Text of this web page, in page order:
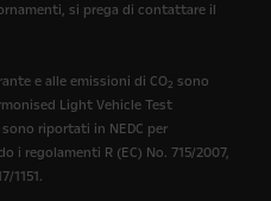
si prega di contattare il
e alle emissioni di CO2 sono
Light Vehicle Test
riportati in NEDC per
i regolamenti R (EC) No. 715/2007,
1151.